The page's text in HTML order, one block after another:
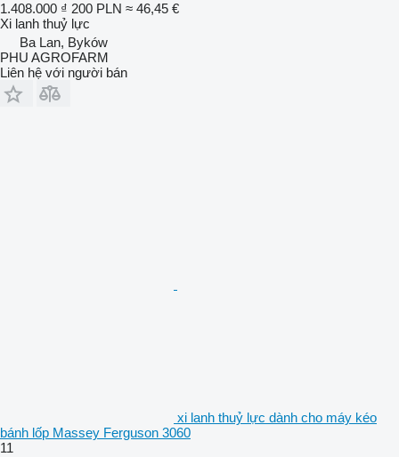
1.408.000 ₫ 200 PLN ≈ 46,45 €
Xi lanh thuỷ lực
Ba Lan, Byków
PHU AGROFARM
Liên hệ với người bán
xi lanh thuỷ lực dành cho máy kéo
bánh lốp Massey Ferguson 3060
11